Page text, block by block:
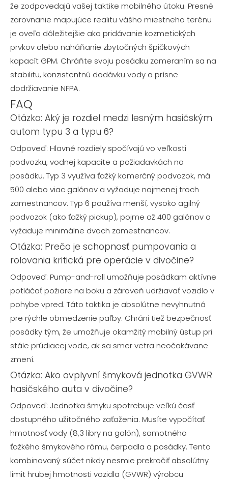
že zodpovedajú vašej taktike mobilného útoku. Presné
zarovnanie mapujúce realitu vášho miestneho terénu
je oveľa dôležitejšie ako pridávanie kozmetických
prvkov alebo naháňanie zbytočných špičkových
kapacít GPM. Chráňte svoju posádku zameraním sa na
stabilitu, konzistentnú dodávku vody a prísne
dodržiavanie NFPA.
FAQ
Otázka: Aký je rozdiel medzi lesným hasičským
autom typu 3 a typu 6?
Odpoveď: Hlavné rozdiely spočívajú vo veľkosti
podvozku, vodnej kapacite a požiadavkách na
posádku. Typ 3 využíva ťažký komerčný podvozok, má
500 alebo viac galónov a vyžaduje najmenej troch
zamestnancov. Typ 6 používa menší, vysoko agilný
podvozok (ako ťažký pickup), pojme až 400 galónov a
vyžaduje minimálne dvoch zamestnancov.
Otázka: Prečo je schopnosť pumpovania a
rolovania kritická pre operácie v divočine?
Odpoveď: Pump-and-roll umožňuje posádkam aktívne
potláčať požiare na boku a zároveň udržiavať vozidlo v
pohybe vpred. Táto taktika je absolútne nevyhnutná
pre rýchle obmedzenie paľby. Chráni tiež bezpečnosť
posádky tým, že umožňuje okamžitý mobilný ústup pri
stále prúdiacej vode, ak sa smer vetra neočakávane
zmení.
Otázka: Ako ovplyvní šmyková jednotka GVWR
hasičského auta v divočine?
Odpoveď: Jednotka šmyku spotrebuje veľkú časť
dostupného užitočného zaťaženia. Musíte vypočítať
hmotnosť vody (8,3 libry na galón), samotného
ťažkého šmykového rámu, čerpadla a posádky. Tento
kombinovaný súčet nikdy nesmie prekročiť absolútny
limit hrubej hmotnosti vozidla (GVWR) výrobcu